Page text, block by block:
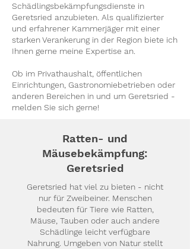
Schädlingsbekämpfungsdienste in
Geretsried anzubieten. Als qualifizierter
und erfahrener Kammerjäger mit einer
starken Verankerung in der Region biete ich
Ihnen gerne meine Expertise an.
Ob im Privathaushalt, öffentlichen
Einrichtungen, Gastronomiebetrieben oder
anderen Bereichen in und um Geretsried -
melden Sie sich gerne!
Ratten- und
Mäusebekämpfung:
Geretsried
Geretsried hat viel zu bieten - nicht
nur für Zweibeiner. Menschen
bedeuten für Tiere wie Ratten,
Mäuse, Tauben oder auch andere
Schädlinge leicht verfügbare
Nahrung. Umgeben von Natur stellt